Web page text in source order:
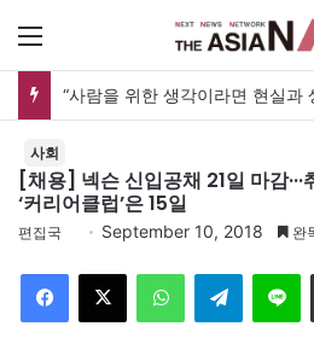
사회
[채용] 넥슨 신입공채 21일 마감···
‘커리어클럽’은 15일
편집국 September 10, 2018 완
Telegram